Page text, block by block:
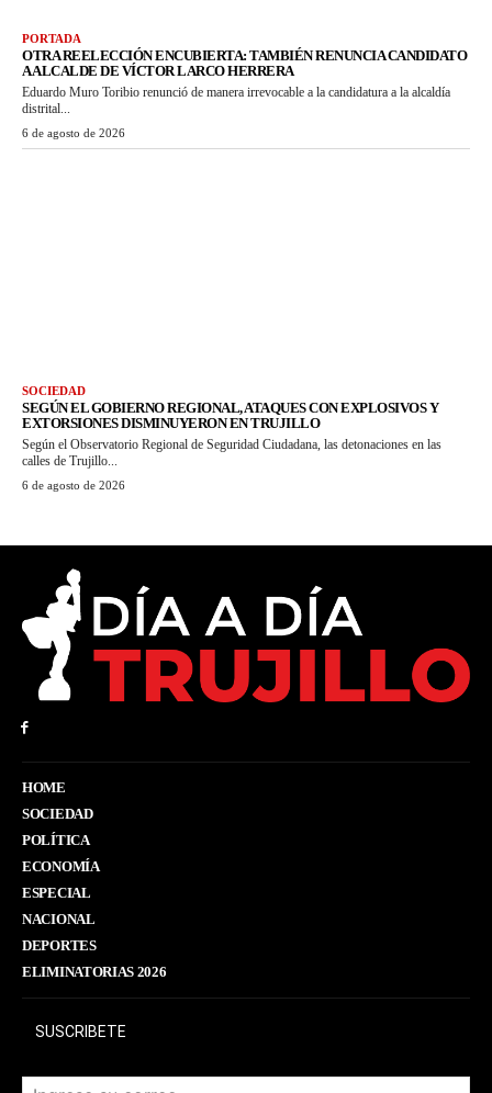
PORTADA
OTRA REELECCIÓN ENCUBIERTA: TAMBIÉN RENUNCIA CANDIDATO
A ALCALDE DE VÍCTOR LARCO HERRERA
Eduardo Muro Toribio renunció de manera irrevocable a la candidatura a la alcaldía
distrital...
6 de agosto de 2026
SOCIEDAD
SEGÚN EL GOBIERNO REGIONAL, ATAQUES CON EXPLOSIVOS Y
EXTORSIONES DISMINUYERON EN TRUJILLO
Según el Observatorio Regional de Seguridad Ciudadana, las detonaciones en las
calles de Trujillo...
6 de agosto de 2026
HOME
SOCIEDAD
POLÍTICA
ECONOMÍA
ESPECIAL
NACIONAL
DEPORTES
ELIMINATORIAS 2026
SUSCRIBETE